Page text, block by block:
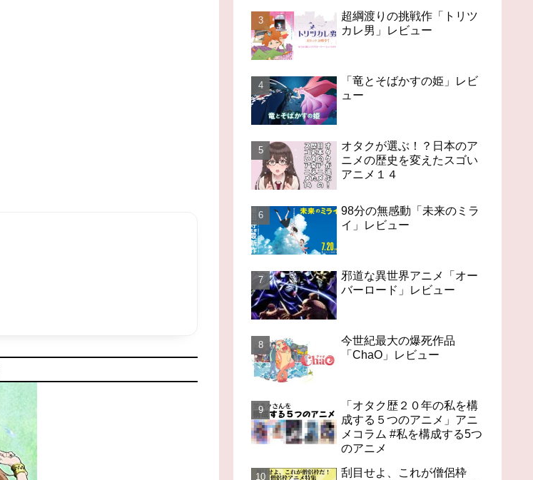
超綱渡りの挑戦作「トリツ
カレ男」レビュー
「竜とそばかすの姫」レビ
ュー
オタクが選ぶ！？日本のア
ニメの歴史を変えたスゴい
アニメ１４
98分の無感動「未来のミラ
イ」レビュー
邪道な異世界アニメ「オー
バーロード」レビュー
今世紀最大の爆死作品
「ChaO」レビュー
「オタク歴２０年の私を構
成する５つのアニメ」アニ
メコラム #私を構成する5つ
のアニメ
刮目せよ、これが僧侶枠